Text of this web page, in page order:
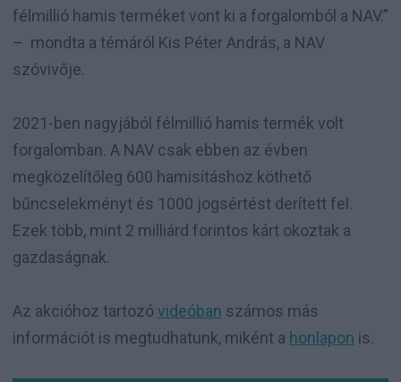
félmillió hamis terméket vont ki a forgalomból a NAV.”
– mondta a témáról Kis Péter András, a NAV
szóvivője.
2021-ben nagyjából félmillió hamis termék volt
forgalomban. A NAV csak ebben az évben
megközelítőleg 600 hamisításhoz köthető
bűncselekményt és 1000 jogsértést derített fel.
Ezek több, mint 2 milliárd forintos kárt okoztak a
gazdaságnak.
Az akcióhoz tartozóvideóban számos más
információt is megtudhatunk, miként a honlapon is.